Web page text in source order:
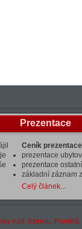
Prezentace
Ceník
prezentace
prezentace
základní záznam
Celý článek...
nad Jizerou, Poniklá,